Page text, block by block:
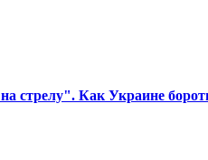
стрелу". Как Украине